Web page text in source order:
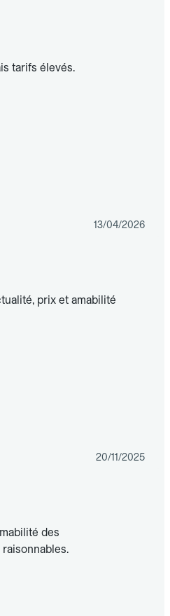
tarifs élevés.
13/04/2026
prix et amabilité
20/11/2025
des